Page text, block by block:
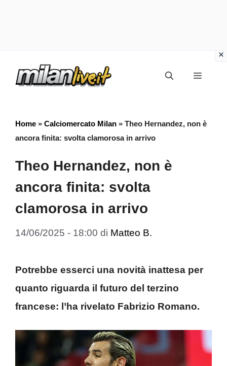
Menu
Home » Calciomercato Milan » Theo Hernandez, non è
ancora finita: svolta clamorosa in arrivo
Theo Hernandez, non è
ancora finita: svolta
clamorosa in arrivo
14/06/2025 - 18:00 di Matteo B.
Potrebbe esserci una novità inattesa per
quanto riguarda il futuro del terzino
francese: l’ha rivelato Fabrizio Romano.